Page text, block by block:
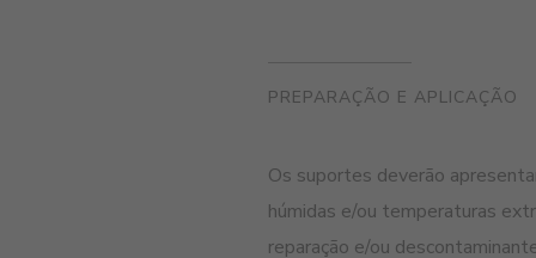
PREPARAÇÃO E APLICAÇÃO
Os suportes deverão
húmidas e/ou temperaturas
reparação e/ou